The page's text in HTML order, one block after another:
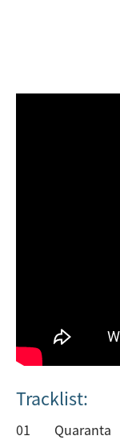
Tracklist:
01
Quaranta